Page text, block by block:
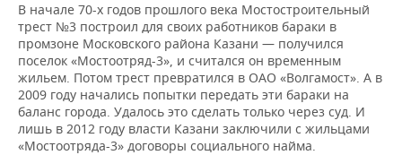
В начале 70-х годов прошлого века Мостостроительный
трест №3 построил для своих работников бараки в
промзоне Московского района Казани — получился
поселок «Мостоотряд-3», и считался он временным
жильем. Потом трест превратился в ОАО «Волгамост». А в
2009 году начались попытки передать эти бараки на
баланс города. Удалось это сделать только через суд. И
лишь в 2012 году власти Казани заключили с жильцами
«Мостоотряда-3» договоры социального найма.